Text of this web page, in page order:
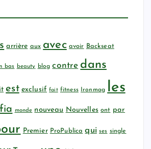
arrière aux avec avoir Backseat
bas beauty blog contre dans
est exclusif fait fitness Ironmag les
monde nouveau Nouvelles ont par
Premier ProPublica qui ses single